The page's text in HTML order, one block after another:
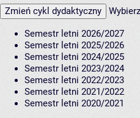
Zmień cykl dydaktyczny
Semestr letni 2026/2027
Semestr letni 2025/2026
Semestr letni 2024/2025
Semestr letni 2023/2024
Semestr letni 2022/2023
Semestr letni 2021/2022
Semestr letni 2020/2021